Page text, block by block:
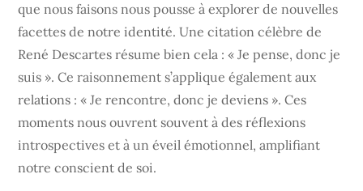
que nous faisons nous pousse à explorer de nouvelles
facettes de notre identité. Une citation célèbre de
René Descartes résume bien cela : « Je pense, donc je
suis ». Ce raisonnement s’applique également aux
relations : « Je rencontre, donc je deviens ». Ces
moments nous ouvrent souvent à des réflexions
introspectives et à un éveil émotionnel, amplifiant
notre conscient de soi.